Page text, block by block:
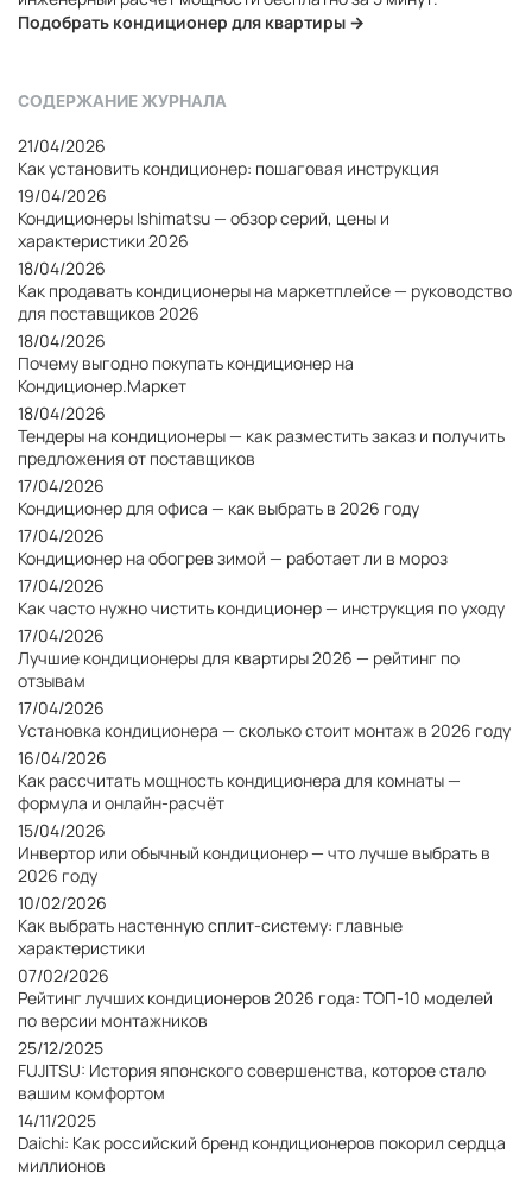
Подобрать кондиционер для квартиры →
СОДЕРЖАНИЕ ЖУРНАЛА
21/04/2026
Как установить кондиционер: пошаговая инструкция
19/04/2026
Кондиционеры Ishimatsu — обзор серий, цены и
характеристики 2026
18/04/2026
Как продавать кондиционеры на маркетплейсе — руководство
для поставщиков 2026
18/04/2026
Почему выгодно покупать кондиционер на
Кондиционер.Маркет
18/04/2026
Тендеры на кондиционеры — как разместить заказ и получить
предложения от поставщиков
17/04/2026
Кондиционер для офиса — как выбрать в 2026 году
17/04/2026
Кондиционер на обогрев зимой — работает ли в мороз
17/04/2026
Как часто нужно чистить кондиционер — инструкция по уходу
17/04/2026
Лучшие кондиционеры для квартиры 2026 — рейтинг по
отзывам
17/04/2026
Установка кондиционера — сколько стоит монтаж в 2026 году
16/04/2026
Как рассчитать мощность кондиционера для комнаты —
формула и онлайн-расчёт
15/04/2026
Инвертор или обычный кондиционер — что лучше выбрать в
2026 году
10/02/2026
Как выбрать настенную сплит-систему: главные
характеристики
07/02/2026
Рейтинг лучших кондиционеров 2026 года: ТОП-10 моделей
по версии монтажников
25/12/2025
FUJITSU: История японского совершенства, которое стало
вашим комфортом
14/11/2025
Daichi: Как российский бренд кондиционеров покорил сердца
миллионов